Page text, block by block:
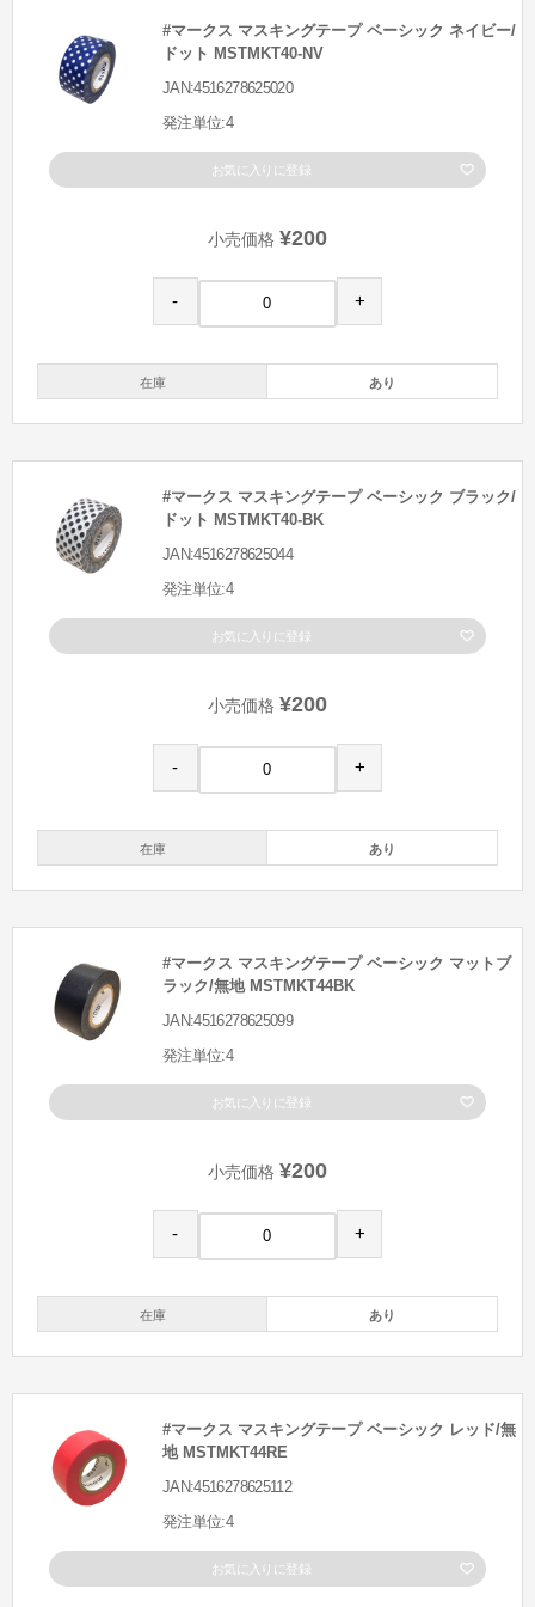
#マークス マスキングテープ ベーシック ネイビー/
ドット MSTMKT40-NV
JAN:4516278625020
発注単位:4
お気に入りに登録
小売価格 ¥200
- +
在庫 あり
#マークス マスキングテープ ベーシック ブラック/
ドット MSTMKT40-BK
JAN:4516278625044
発注単位:4
お気に入りに登録
小売価格 ¥200
- +
在庫 あり
#マークス マスキングテープ ベーシック マットブ
ラック/無地 MSTMKT44BK
JAN:4516278625099
発注単位:4
お気に入りに登録
小売価格 ¥200
- +
在庫 あり
#マークス マスキングテープ ベーシック レッド/無
地 MSTMKT44RE
JAN:4516278625112
発注単位:4
お気に入りに登録